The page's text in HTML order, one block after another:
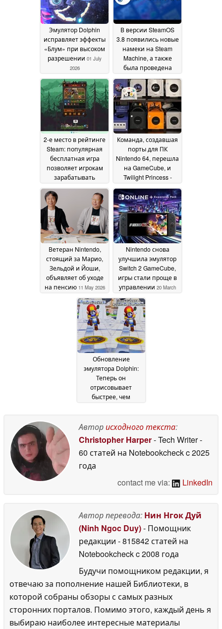
Эмулятор Dolphin
исправляет эффекты
«Блум» при высоком
разрешении 01 July
2026
В версии SteamOS
3.8 появились новые
намеки на Steam
Machine, а также
была проведена
операционной
системы Valve к
поддержке большего
числа портативных
устройств
18 June 2026
2-е место в рейтинге
Steam: популярная
бесплатная игра
позволяет игрокам
зарабатывать
Steam Wallet
18 June
Команда, создавшая
порты для ПК
Nintendo 64, перешла
на GameCube, и
Twilight Princess -
08
June 2026
Ветеран Nintendo,
стоящий за Марио,
Зельдой и Йоши,
объявляет об уходе
на пенсию 11 May 2026
Nintendo снова
улучшила эмулятор
Switch 2 GameCube,
игры стали проще в
управлении 20 March
2026
Обновление
эмулятора Dolphin:
Теперь он
отрисовывает
быстрее, чем
2025
Авторисходного текста:
Christopher Harper- Tech Writer-
60 статей на Notebookcheckc 2025
года
contact me via:
LinkedIn
Автор перевода: Нин Нгок Дуй
(Ninh Ngoc Duy)- Помощник
редакции - 815842 статей на
Notebookcheckc 2008 года
Будучи помощником редакции, я
отвечаю за пополнение нашей Библиотеки, в
которой собраны обзоры с самых разных
сторонних порталов. Помимо этого, каждый день я
выбираю наиболее интересные материалы